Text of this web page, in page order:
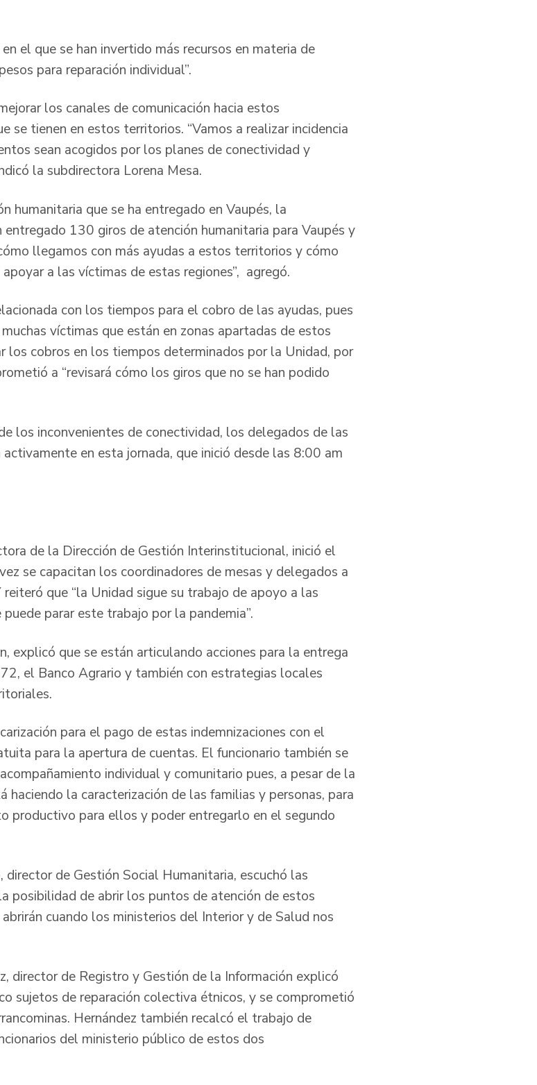
el que se han invertido más recursos en materia de
para reparación individual”.
los canales de comunicación hacia estos
se tienen en estos territorios. “Vamos a realizar incidencia
sean acogidos por los planes de conectividad y
la subdirectora Lorena Mesa.
humanitaria que se ha entregado en Vaupés, la
entregado 130 giros de atención humanitaria para Vaupés y
llegamos con más ayudas a estos territorios y cómo
a las víctimas de estas regiones”, agregó.
con los tiempos para el cobro de las ayudas, pues
víctimas que están en zonas apartadas de estos
los cobros en los tiempos determinados por la Unidad, por
a “revisará cómo los giros que no se han podido
los inconvenientes de conectividad, los delegados de las
en esta jornada, que inició desde las 8:00 am
de la Dirección de Gestión Interinstitucional, inició el
se capacitan los coordinadores de mesas y delegados a
que “la Unidad sigue su trabajo de apoyo a las
parar este trabajo por la pandemia”.
explicó que se están articulando acciones para la entrega
el Banco Agrario y también con estrategias locales
para el pago de estas indemnizaciones con el
para la apertura de cuentas. El funcionario también se
individual y comunitario pues, a pesar de la
haciendo la caracterización de las familias y personas, para
productivo para ellos y poder entregarlo en el segundo
de Gestión Social Humanitaria, escuchó las
posibilidad de abrir los puntos de atención de estos
cuando los ministerios del Interior y de Salud nos
director de Registro y Gestión de la Información explicó
sujetos de reparación colectiva étnicos, y se comprometió
Hernández también recalcó el trabajo de
del ministerio público de estos dos